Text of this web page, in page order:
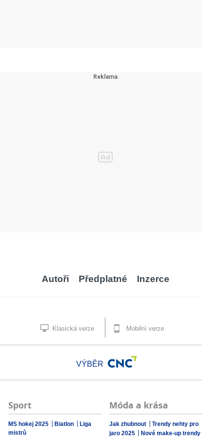
Autoři Předplatné Inzerce
Klasická verze Mobilní verze
VÝBĚR
Sport
MS hokej 2025 Biatlon
Liga
mistrů
Móda a krása
Jak zhubnout
Trendy nehty pro
jaro 2025
Nové make-up trendy